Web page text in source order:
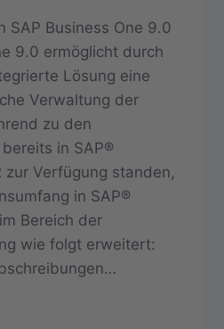
SAP Business One 9.0
9.0 ermöglicht durch
Lösung eine
Verwaltung der
zu den
in SAP®
zur Verfügung standen,
in SAP®
Bereich der
wie folgt erweitert: